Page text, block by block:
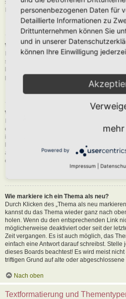
siehst du eine Schaltfläche in der Nähe des
Du wirst dann durch die weiteren Schritte
Nach oben
Was bewirkt die „Speichern“-Schaltfläche
Hiermit kannst du die geschriebene
späteren Zeitpunkt vervollständigen und
kannst du mit der Funktion „Gespeicherte
persönlichen Bereich erneut laden.
Nach oben
Warum muss mein Beitrag erst
Die Board-Administration kann entschieden
du einen Beitrag erstellt hast, die Beiträge
ist auch möglich, dass die Administration
hinzugefügt hat, bei denen sie die Beiträge
auf der Seite sichtbar werden. Bitte
du weitere Informationen dazu benötigst.
Wie markiere ich ein Thema als neu?
Durch Klicken des „Thema als neu
kannst du das Thema wieder ganz nach
holen. Wenn du den entsprechenden Link
möglicherweise deaktiviert oder seit der
Zeit vergangen. Es ist auch möglich, das
einfach eine Antwort darauf schreibst. Stelle
dieses Boards beachtest! Es wird meist
triftigen Grund auf alte oder abgeschlossene
Nach oben
Textformatierung und
personenbezogenen Daten für
Detaillierte Informationen zu
Drittunternehmen können Sie
und in unserer
können Ihre Einwilligung
mehr
Powered by
Impressum